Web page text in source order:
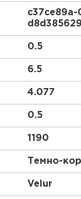
c37ce89a-
0.5
6.5
4.077
0.5
1190
Темно-
Velur